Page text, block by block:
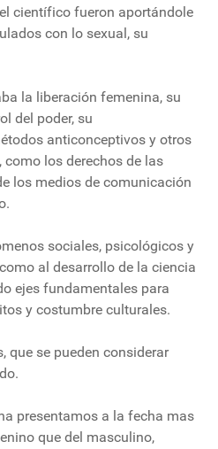
científico fueron aportándole
con lo sexual, su
la liberación femenina, su
del poder, su
anticonceptivos y otros
los derechos de las
los medios de comunicación
sociales, psicológicos y
al desarrollo de la ciencia
ejes fundamentales para
y costumbre culturales.
que se pueden considerar
presentamos a la fecha mas
que del masculino,